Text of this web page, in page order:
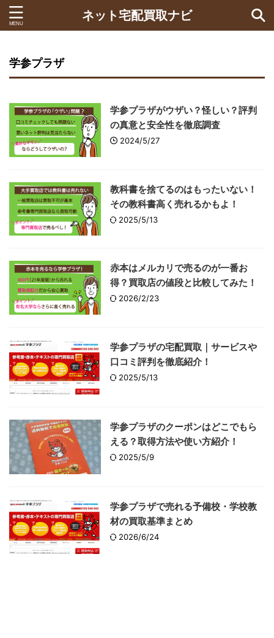
ネット宅配買取ナビ
学参プラザ
学参プラザがウザい？怪しい？評判
の真意と安全性を徹底調査
2024/5/27
教科書を捨てるのはもったいない！
その教科書高く売れるかもよ！
2025/5/13
赤本はメルカリで売るのが一番お
得？買取店の値段と比較してみた！
2026/2/23
学参プラザの宅配買取｜サービスや
口コミ評判を徹底紹介！
2025/5/13
学参プラザのクーポンはどこでもら
える？取得方法や使い方紹介！
2025/5/9
学参プラザで売れる予備校・学校教
材の買取基準まとめ
2026/6/24